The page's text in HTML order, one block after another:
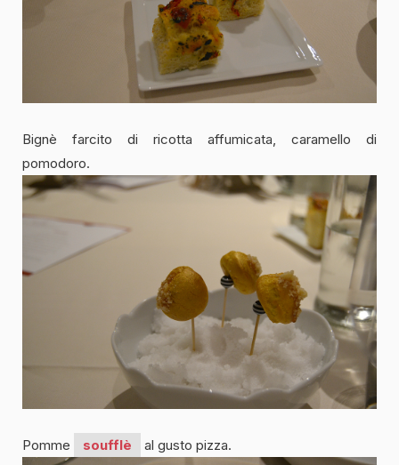
Bignè farcito di ricotta affumicata, caramello di
pomodoro.
Pomme soufflè al gusto pizza.